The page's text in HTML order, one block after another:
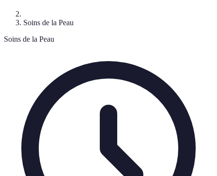
Soins de la Peau
Soins de la Peau